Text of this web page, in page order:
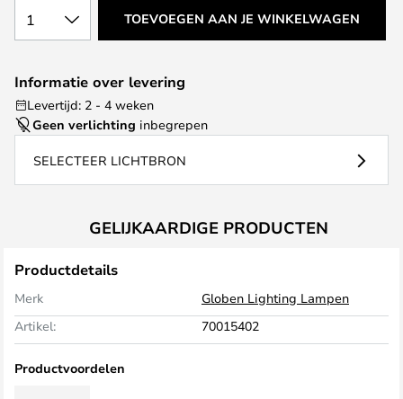
1 TOEVOEGEN AAN JE WINKELWAGEN
Informatie over levering
Levertijd: 2 - 4 weken
Geen verlichting inbegrepen
SELECTEER LICHTBRON
GELIJKAARDIGE PRODUCTEN
Productdetails
Merk
Globen Lighting Lampen
Artikel:
70015402
Productvoordelen